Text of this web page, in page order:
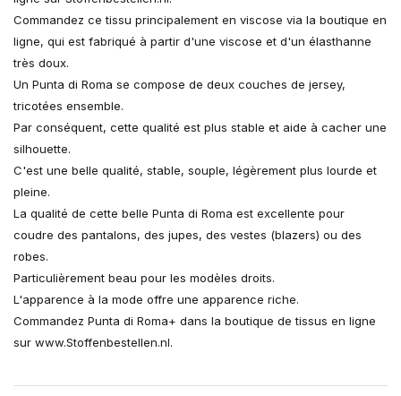
Commandez ce tissu principalement en viscose via la boutique en
ligne, qui est fabriqué à partir d'une viscose et d'un élasthanne
très doux.
Un Punta di Roma se compose de deux couches de jersey,
tricotées ensemble.
Par conséquent, cette qualité est plus stable et aide à cacher une
silhouette.
C'est une belle qualité, stable, souple, légèrement plus lourde et
pleine.
La qualité de cette belle Punta di Roma est excellente pour
coudre des pantalons, des jupes, des vestes (blazers) ou des
robes.
Particulièrement beau pour les modèles droits.
L'apparence à la mode offre une apparence riche.
Commandez Punta di Roma+ dans la boutique de tissus en ligne
sur www.Stoffenbestellen.nl.